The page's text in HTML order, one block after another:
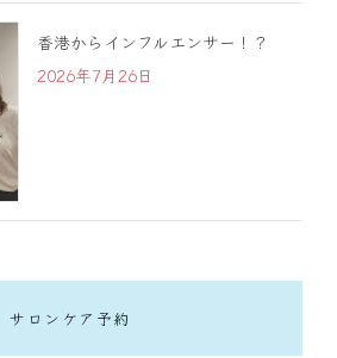
香港からインフルエンサー！？
2026年7月26日
サロンケア予約